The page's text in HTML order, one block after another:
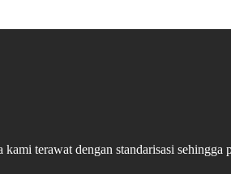
kami terawat dengan standarisasi sehingga